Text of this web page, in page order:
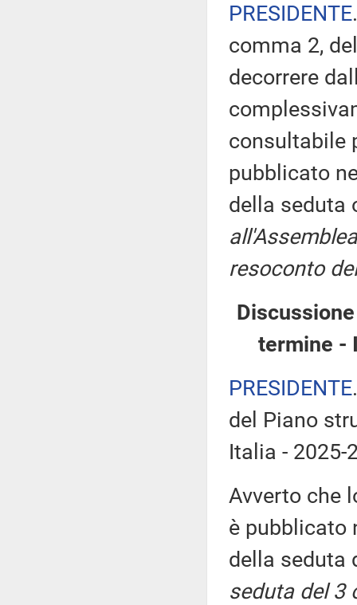
PRESIDENTE
comma 2,
decorrere
consultabile
pubblicato
della seduta
resoconto
termine -
PRESIDENTE
del Piano
Italia - 2025-
Avverto che
è pubblicato
della seduta
seduta del 3